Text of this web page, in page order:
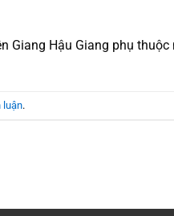
Giang Hậu Giang phụ thuộc
luận.